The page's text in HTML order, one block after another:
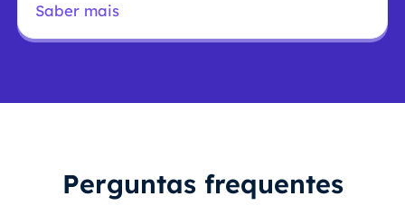
Saber mais
Perguntas frequentes